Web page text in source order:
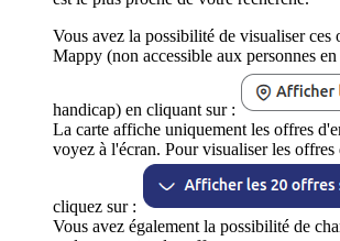
Vous avez la possibilité de visualiser ces
Mappy (non accessible aux personnes
handicap) en cliquant sur :
La carte affiche uniquement les offres
voyez à l'écran. Pour visualiser les offres
cliquez sur :
Vous avez également la possibilité de